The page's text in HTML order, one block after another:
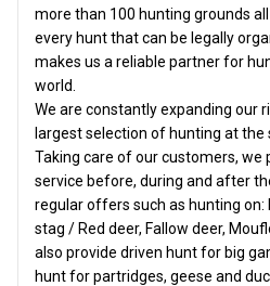
more than 100 hunting grounds
every hunt that can be legally
makes us a reliable partner for
world.
We are constantly expanding our
largest selection of hunting at the
Taking care of our customers, we
service before, during and after
regular offers such as hunting on:
stag / Red deer, Fallow deer,
also provide driven hunt for big
hunt for partridges, geese and